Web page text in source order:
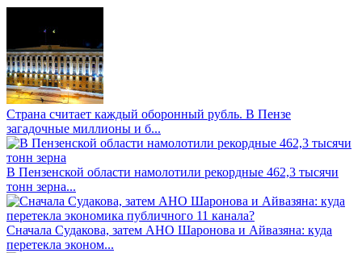
Страна считает каждый оборонный рубль. В Пензе
загадочные миллионы и б...
В Пензенской области намолотили рекордные 462,3 тысячи
тонн зерна...
Сначала Судакова, затем АНО Шаронова и Айвазяна: куда
перетекла эконом...